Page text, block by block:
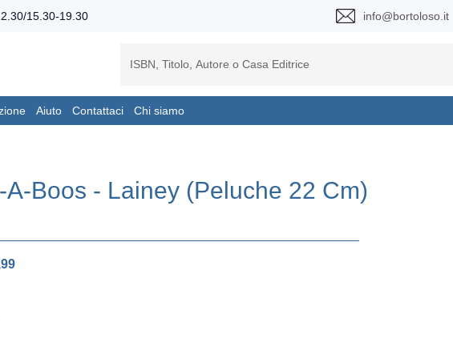
15.30-19.30 info@bortoloso.it
Aiuto Contattaci Chi siamo
A-Boos - Lainey (Peluche 22 Cm)